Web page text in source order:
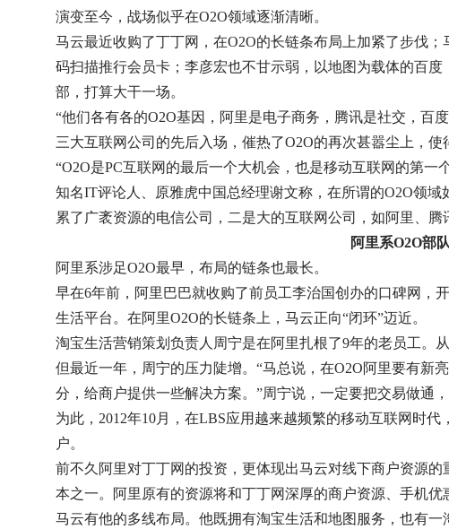
演变至今，战场似乎在O2O领域逐渐清晰。
马云最近收购了丁丁网，在O2O的长链条布局上加紧了步伐
码扫描推行会员卡；李彦宏也不甘示弱，以地图为载体的百
部，打算大干一场。
“他们各有各的O2O基因，阿里是电子商务，腾讯是社交，百
三大互联网公司的先后入场，催热了O2O的再次甚嚣尘上，使
“O2O是PC互联网的最后一个大机会，也是移动互联网的第一
知名IT评论人、原雅虎中国总经理谢文称，在所谓的O2O领
累了广袤资源的电信公司，二是大的互联网公司，如阿里、腾
阿里系O2O部
阿里系涉足O2O最早，布局的链条也最长。
早在6年前，阿里巴巴就收购了前员工李治国创办的口碑网，
生活平台。在阿里O2O的长链条上，马云正向“闭环”迈近。
淘宝生活营销策划负责人周宁是在阿里扎根了9年的老员工。
但最近一年，周宁的压力陡增。“马总说，在O2O阿里要有新
分，给商户提供一些解决方案。”周宁说，一定要把交易做通，
为此，2012年10月，在LBS应用越来越频繁的移动互联网时
户。
前不久阿里对丁丁网的投资，更体现出马云对线下商户资源
本之一。阿里原有的资源将和丁丁网深厚的商户资源、手机优
马云有他的多线布局。他既拥有淘宝生活和地图服务，也有